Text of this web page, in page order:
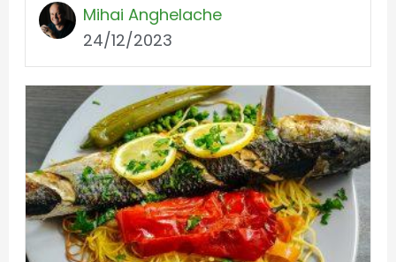
Mihai Anghelache
24/12/2023